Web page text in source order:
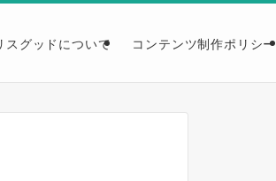
スグッドについて コンテンツ制作ポリシー